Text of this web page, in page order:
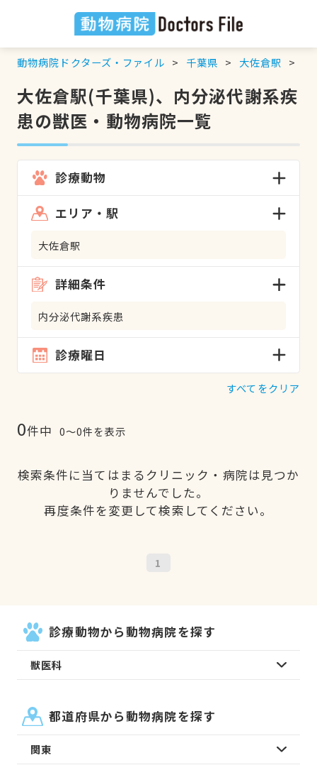
動物病院ドクターズ・ファイル 千葉県 大佐倉駅
大佐倉駅(千葉県)、内分泌代謝系疾
患の獣医・動物病院一覧
診療動物
エリア・駅
大佐倉駅
詳細条件
内分泌代謝系疾患
診療曜日
すべてをクリア
0件中 0〜0件を表示
検索条件に当てはまるクリニック・病院は見つか
りませんでした。
再度条件を変更して検索してください。
1
診療動物から動物病院を探す
獣医科
都道府県から動物病院を探す
関東